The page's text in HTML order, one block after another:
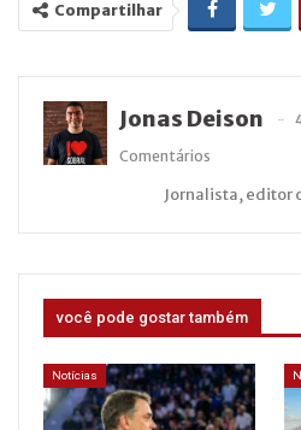
Compartilhar
Jonas Deison
Comentários
Jornalista, editor
você pode gostar também
Notícias